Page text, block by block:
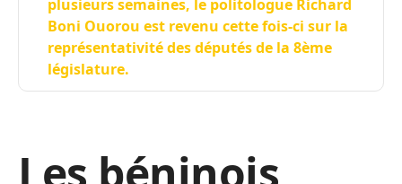
plusieurs semaines, le politologue Richard
Boni Ouorou est revenu cette fois-ci sur la
représentativité des députés de la 8ème
législature.